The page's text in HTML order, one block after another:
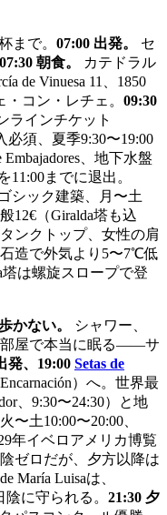
まで。 07:00 出発。
セ
07:30 朝食。
カテドラル
de Vinuesa 11、1850
・コン・レチェ。 09:30
ラインチケット
必須、夏季9:30〜19:00
Embajadores、地下水盤
11:00までに退出。
シック建築、月〜土
12€（Giralda塔も込
ンクトップ、女性の肩
造で外気より5〜7℃低
塔は螺旋スロープで登
かない。
シャワー、
部屋で本当に眠る——サ
発、19:00 Setas de
Encarnación）へ。世界最
、9:30〜24:30）と地
〜土10:00〜20:00、
年イベロアメリカ博覧
ゼロだが、夕方以降は
María Luisaは、
に守られる。 21:30 夕